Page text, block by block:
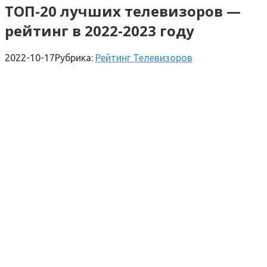
ТОП-20 лучших телевизоров —
рейтинг в 2022-2023 году
2022-10-17Рубрика: Рейтинг Телевизоров